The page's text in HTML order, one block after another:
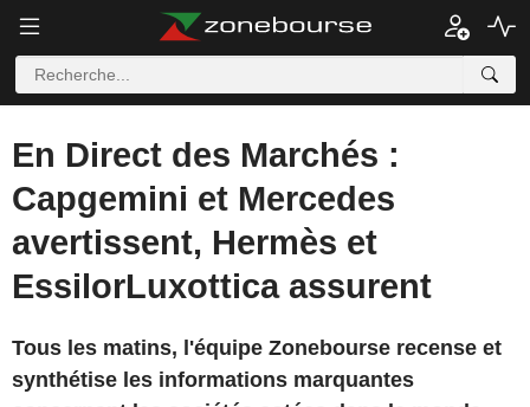
En Direct des Marchés :
Capgemini et Mercedes
avertissent, Hermès et
EssilorLuxottica assurent
Tous les matins, l'équipe Zonebourse recense et
synthétise les informations marquantes